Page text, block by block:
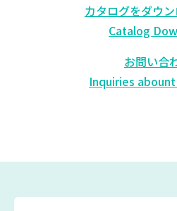
カタログをダウ
Catalog
お問い合
Inquiries